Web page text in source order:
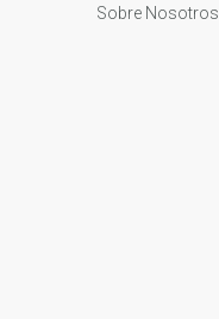
Sobre Nosotros